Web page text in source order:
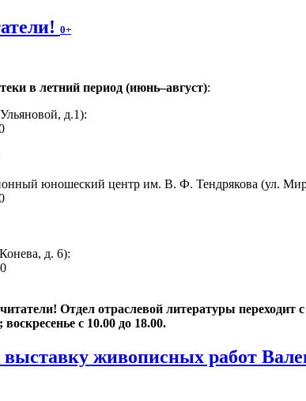
0+
в летний период (июнь–август):
д.1):
юношеский центр им. В. Ф. Тендрякова (ул.
д. 6):
Отдел отраслевой литературы переходит
с 10.00 до 18.00.
живописных работ